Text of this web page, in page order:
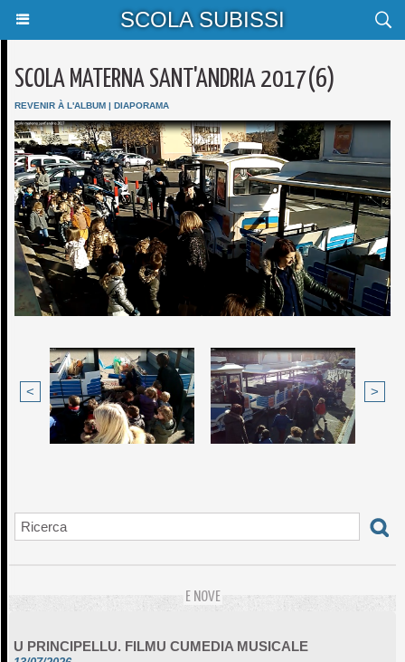
SCOLA SUBISSI
SCOLA MATERNA SANT'ANDRIA 2017(6)
REVENIR À L'ALBUM | DIAPORAMA
< >
E NOVE
13/07/2026